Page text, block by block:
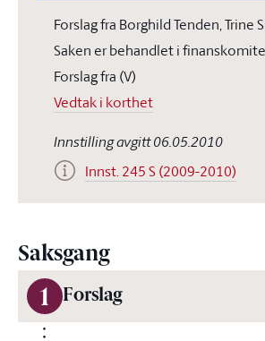
Forslag fra Borghild Tenden, Trine
Saken er behandlet i
Forslag fra (V)
Vedtak i korthet
Innstilling avgitt 06.05.2010
Innst. 245 S (2009-2010)
Saksgang
1 Forslag